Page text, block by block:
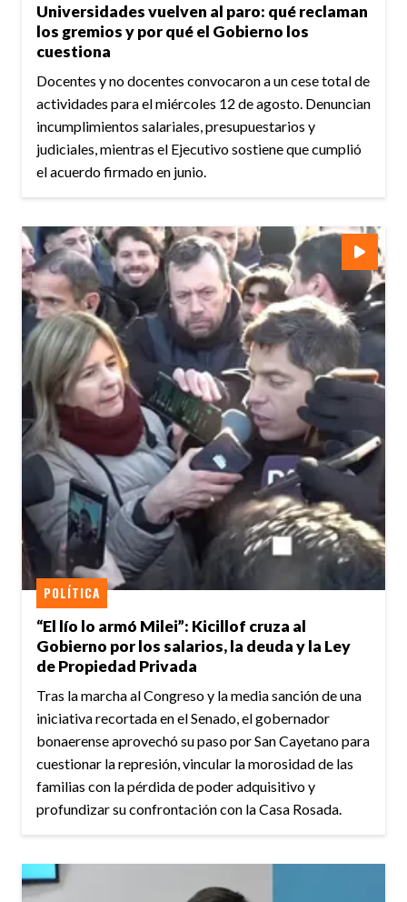
Universidades vuelven al paro: qué reclaman
los gremios y por qué el Gobierno los
cuestiona
Docentes y no docentes convocaron a un cese total de
actividades para el miércoles 12 de agosto. Denuncian
incumplimientos salariales, presupuestarios y
judiciales, mientras el Ejecutivo sostiene que cumplió
el acuerdo firmado en junio.
“El lío lo armó Milei”: Kicillof cruza al
Gobierno por los salarios, la deuda y la Ley
de Propiedad Privada
POLÍTICA
Tras la marcha al Congreso y la media sanción de una
iniciativa recortada en el Senado, el gobernador
bonaerense aprovechó su paso por San Cayetano para
cuestionar la represión, vincular la morosidad de las
familias con la pérdida de poder adquisitivo y
profundizar su confrontación con la Casa Rosada.